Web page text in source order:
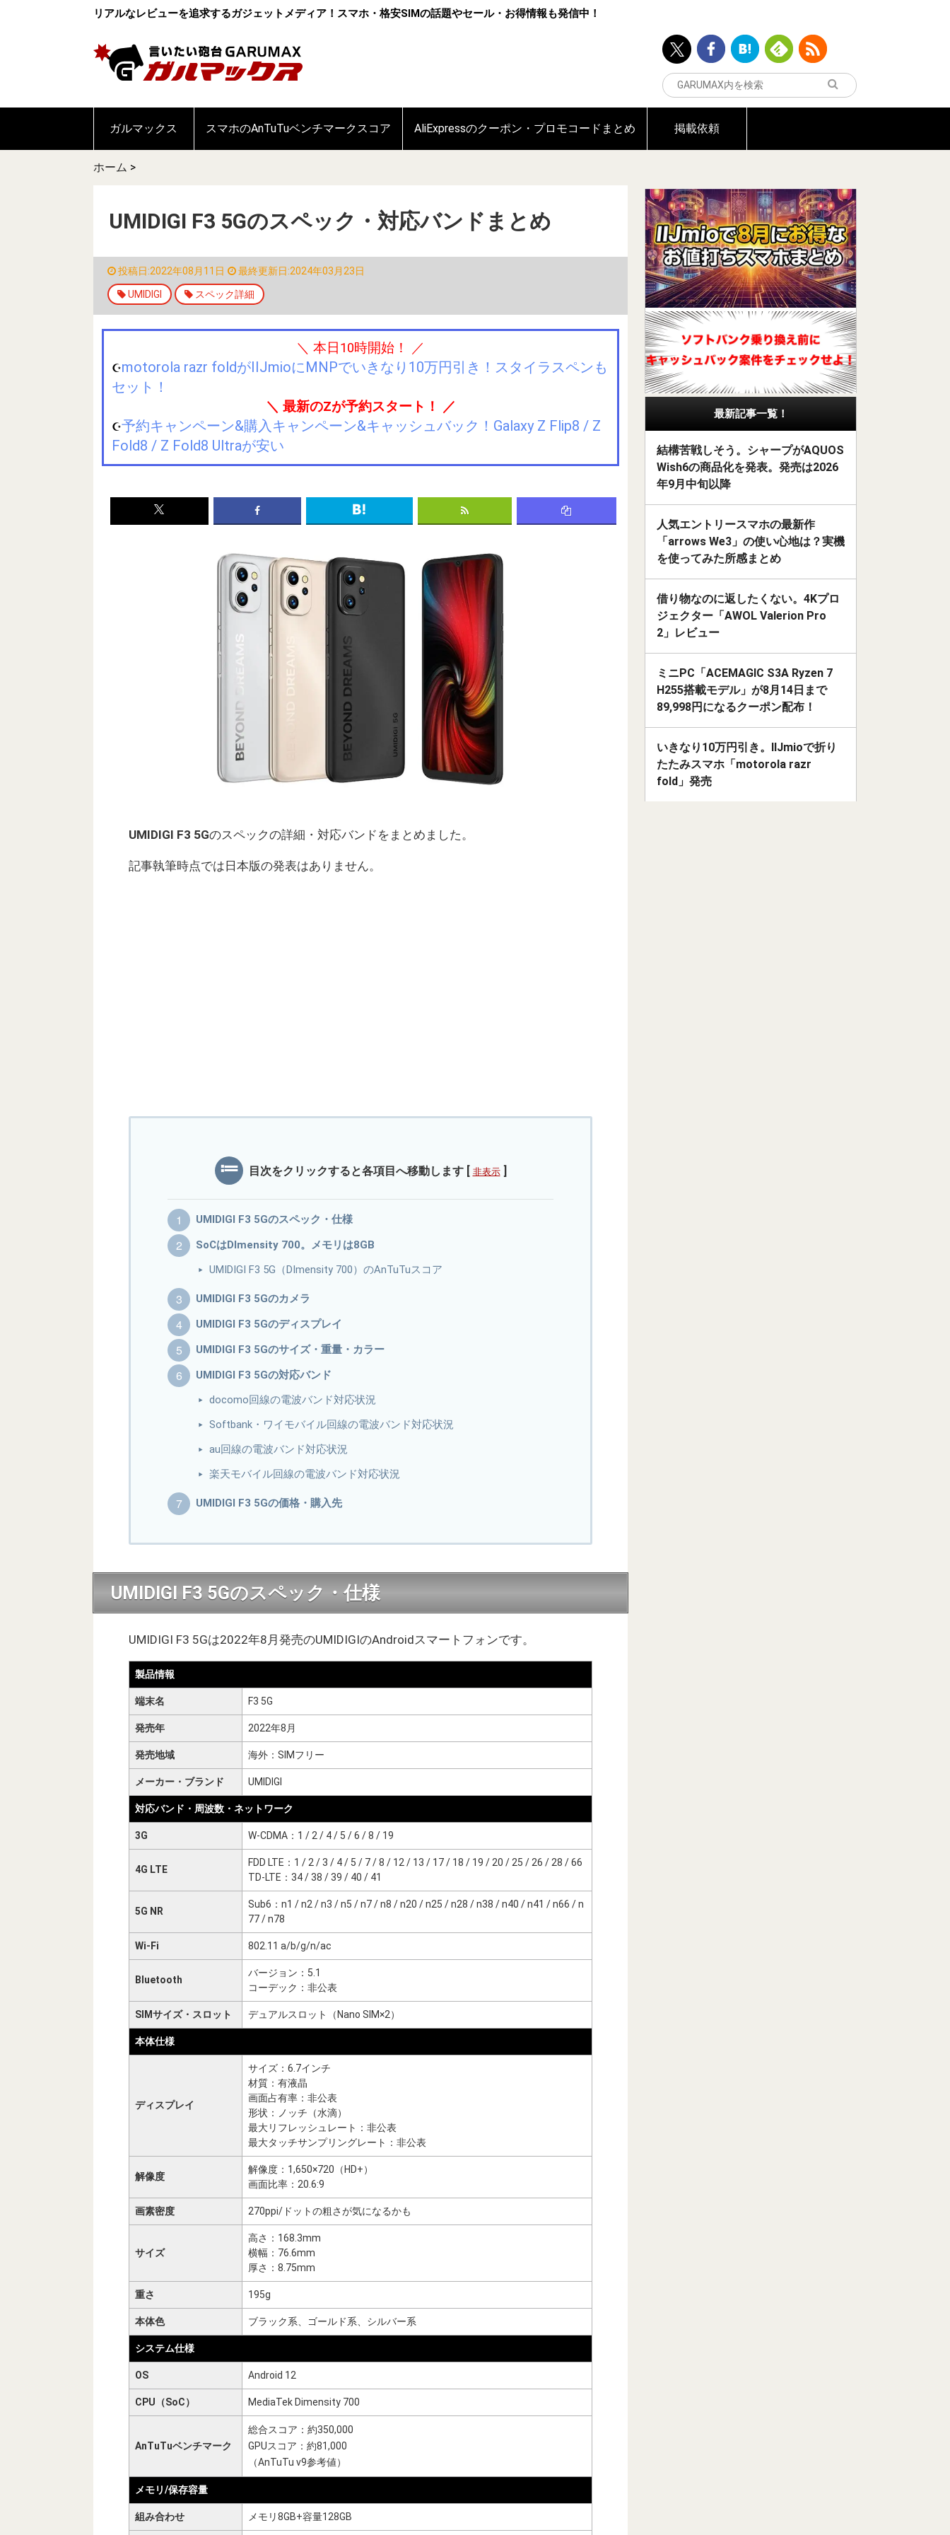
リアルなレビューを追求するガジェットメディア！スマホ・格安SIMの話題やセール・お得情報も発信中！
ガルマックス スマホのAnTuTuベンチマークスコア AliExpressのクーポン・プロモコードまとめ 掲載依頼
ホーム >
UMIDIGI F3 5Gのスペック・対応バンドまとめ
投稿日:2022年08月11日 最終更新日:2024年03月23日
UMIDIGI スペック詳細
＼ 本日10時開始！ ／
☪️motorola razr foldがIIJmioにMNPでいきなり10万円引き！スタイラスペンも
セット！
＼ 最新のZが予約スタート！ ／
☪️予約キャンペーン&購入キャンペーン&キャッシュバック！Galaxy Z Flip8 / Z
Fold8 / Z Fold8 Ultraが安い
UMIDIGI F3 5Gのスペックの詳細・対応バンドをまとめました。
記事執筆時点では日本版の発表はありません。
目次をクリックすると各項目へ移動します [ 非表示 ]
UMIDIGI F3 5Gのスペック・仕様
SoCはDImensity 700。メモリは8GB
UMIDIGI F3 5G（DImensity 700）のAnTuTuスコア
UMIDIGI F3 5Gのカメラ
UMIDIGI F3 5Gのディスプレイ
UMIDIGI F3 5Gのサイズ・重量・カラー
UMIDIGI F3 5Gの対応バンド
docomo回線の電波バンド対応状況
Softbank・ワイモバイル回線の電波バンド対応状況
au回線の電波バンド対応状況
楽天モバイル回線の電波バンド対応状況
UMIDIGI F3 5Gの価格・購入先
UMIDIGI F3 5Gのスペック・仕様
UMIDIGI F3 5Gは2022年8月発売のUMIDIGIのAndroidスマートフォンです。
製品情報
端末名 F3 5G
発売年 2022年8月
発売地域 海外：SIMフリー
メーカー・ブランド UMIDIGI
対応バンド・周波数・ネットワーク
3G W-CDMA：1 / 2 / 4 / 5 / 6 / 8 / 19
4G LTE
FDD LTE：1 / 2 / 3 / 4 / 5 / 7 / 8 / 12 / 13 / 17 / 18 / 19 / 20 / 25 / 26 / 28 / 66
TD-LTE：34 / 38 / 39 / 40 / 41
5G NR
Sub6：n1 / n2 / n3 / n5 / n7 / n8 / n20 / n25 / n28 / n38 / n40 / n41 / n66 / n
77 / n78
Wi-Fi 802.11 a/b/g/n/ac
Bluetooth
バージョン：5.1
コーデック：非公表
SIMサイズ・スロット デュアルスロット（Nano SIM×2）
本体仕様
ディスプレイ
サイズ：6.7インチ
材質：有液晶
画面占有率：非公表
形状：ノッチ（水滴）
最大リフレッシュレート：非公表
最大タッチサンプリングレート：非公表
解像度
解像度：1,650×720（HD+）
画面比率：20.6:9
画素密度 270ppi/ドットの粗さが気になるかも
サイズ
高さ：168.3mm
横幅：76.6mm
厚さ：8.75mm
重さ 195g
本体色 ブラック系、ゴールド系、シルバー系
システム仕様
OS Android 12
CPU（SoC） MediaTek Dimensity 700
AnTuTuベンチマーク
総合スコア：約350,000
GPUスコア：約81,000
（AnTuTu v9参考値）
メモリ/保存容量
組み合わせ メモリ8GB+容量128GB
最新記事一覧！
結構苦戦しそう。シャープがAQUOS
Wish6の商品化を発表。発売は2026
年9月中旬以降
人気エントリースマホの最新作
「arrows We3」の使い心地は？実機
を使ってみた所感まとめ
借り物なのに返したくない。4Kプロ
ジェクター「AWOL Valerion Pro
2」レビュー
ミニPC「ACEMAGIC S3A Ryzen 7
H255搭載モデル」が8月14日まで
89,998円になるクーポン配布！
いきなり10万円引き。IIJmioで折り
たたみスマホ「motorola razr
fold」発売